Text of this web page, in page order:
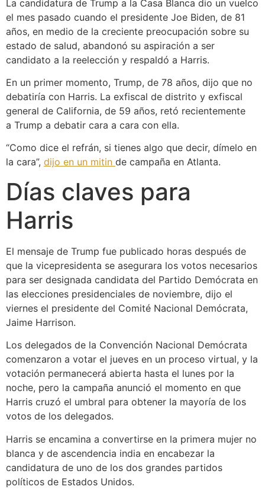
La candidatura de Trump a la Casa Blanca dio un vuelco
el mes pasado cuando el presidente Joe Biden, de 81
años, en medio de la creciente preocupación sobre su
estado de salud, abandonó su aspiración a ser
candidato a la reelección y respaldó a Harris.
En un primer momento, Trump, de 78 años, dijo que no
debatiría con Harris. La exfiscal de distrito y exfiscal
general de California, de 59 años, retó recientemente
a Trump a debatir cara a cara con ella.
“Como dice el refrán, si tienes algo que decir, dímelo en
la cara”, dijo en un mitin de campaña en Atlanta.
Días claves para
Harris
El mensaje de Trump fue publicado horas después de
que la vicepresidenta se asegurara los votos necesarios
para ser designada candidata del Partido Demócrata en
las elecciones presidenciales de noviembre, dijo el
viernes el presidente del Comité Nacional Demócrata,
Jaime Harrison.
Los delegados de la Convención Nacional Demócrata
comenzaron a votar el jueves en un proceso virtual, y la
votación permanecerá abierta hasta el lunes por la
noche, pero la campaña anunció el momento en que
Harris cruzó el umbral para obtener la mayoría de los
votos de los delegados.
Harris se encamina a convertirse en la primera mujer no
blanca y de ascendencia india en encabezar la
candidatura de uno de los dos grandes partidos
políticos de Estados Unidos.